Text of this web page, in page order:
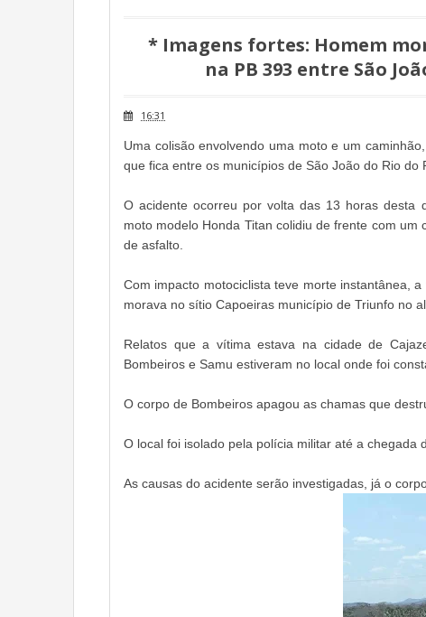
* Imagens fortes: Homem
na PB 393 entre São
16:31
Uma colisão envolvendo uma moto e um
que fica entre os municípios de São João do Rio do
O acidente ocorreu por volta das 13 horas desta
moto modelo Honda Titan colidiu de frente com
de asfalto.
Com impacto motociclista teve morte instantânea,
morava no sítio Capoeiras município de Triunfo no
Relatos que a vítima estava na cidade de
Bombeiros e Samu estiveram no local onde foi
O corpo de Bombeiros apagou as chamas que
O local foi isolado pela polícia militar até a chegada
As causas do acidente serão investigadas, já o